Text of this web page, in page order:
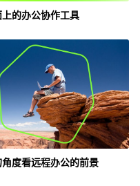
的办公协作工具
度看远程办公的前景